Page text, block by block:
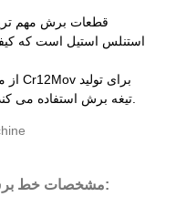
استنلس استیل است که
مشخصات خط برش کویل فولادی ضد زنگ: